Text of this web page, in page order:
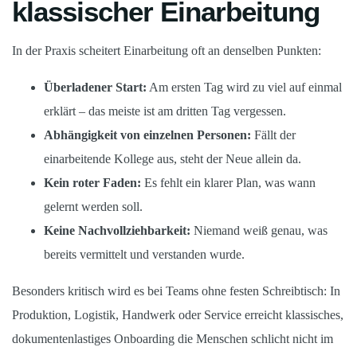
klassischer Einarbeitung
In der Praxis scheitert Einarbeitung oft an denselben Punkten:
Überladener Start: Am ersten Tag wird zu viel auf einmal
erklärt – das meiste ist am dritten Tag vergessen.
Abhängigkeit von einzelnen Personen: Fällt der
einarbeitende Kollege aus, steht der Neue allein da.
Kein roter Faden: Es fehlt ein klarer Plan, was wann
gelernt werden soll.
Keine Nachvollziehbarkeit: Niemand weiß genau, was
bereits vermittelt und verstanden wurde.
Besonders kritisch wird es bei Teams ohne festen Schreibtisch: In
Produktion, Logistik, Handwerk oder Service erreicht klassisches,
dokumentenlastiges Onboarding die Menschen schlicht nicht im